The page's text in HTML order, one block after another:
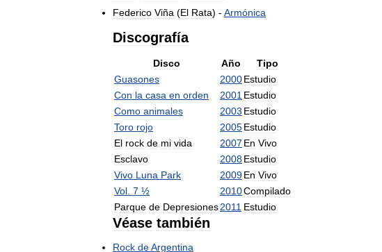
Federico Viña (El Rata) - Armónica
Discografía
Disco Año
Tipo
Guasones
2000Estudio
Con la casa en orden 2001 Estudio
Como animales 2003 Estudio
Toro rojo 2005Estudio
El rock de mi vida 2007 En Vivo
Esclavo
2008Estudio
Vivo Luna Park 2009En Vivo
Vol 7 ½ 2010Compilado
Parque de Depresiones2011 Estudio
Véase también
Rock deArgentina